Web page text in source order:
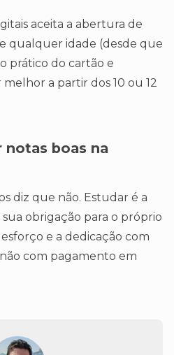
aceita a abertura de
qualquer idade (desde que
prático do cartão e
a partir dos 10 ou 12
notas boas na
diz que não. Estudar é a
sua obrigação para o próprio
e a dedicação com
com pagamento em